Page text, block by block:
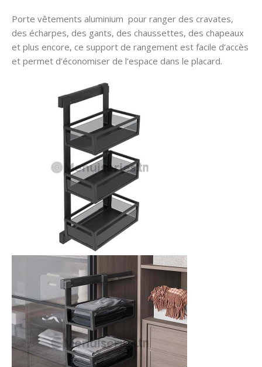
Porte vêtements aluminium pour ranger des cravates,
des écharpes, des gants, des chaussettes, des chapeaux
et plus encore, ce support de rangement est facile d’accès
et permet d’économiser de l’espace dans le placard.